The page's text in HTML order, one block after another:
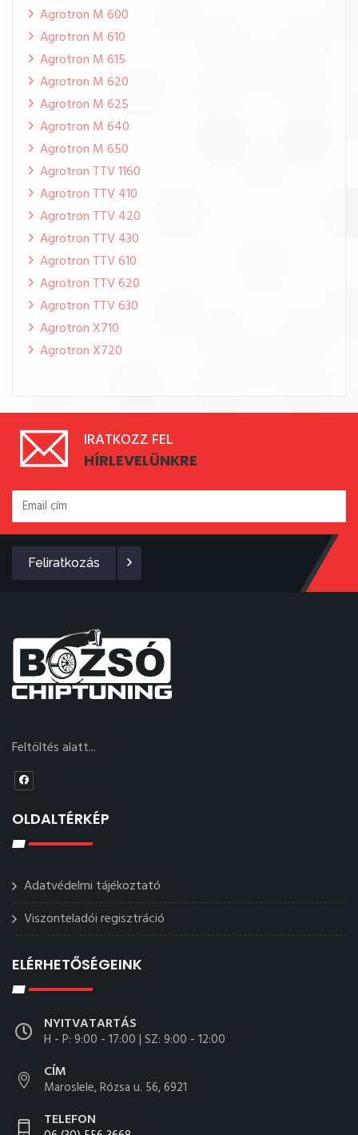
Agrotron M 600
Agrotron M 610
Agrotron M 615
Agrotron M 620
Agrotron M 625
Agrotron M 640
Agrotron M 650
Agrotron TTV 1160
Agrotron TTV 410
Agrotron TTV 420
Agrotron TTV 430
Agrotron TTV 610
Agrotron TTV 620
Agrotron TTV 630
Agrotron X710
Agrotron X720
IRATKOZZ FEL
HÍRLEVELÜNKRE
Feliratkozás
Feltöltés alatt...
OLDALTÉRKÉP
Adatvédelmi tájékoztató
Viszonteladói regisztráció
ELÉRHETŐSÉGEINK
NYITVATARTÁS
H - P: 9:00 - 17:00 | SZ: 9:00 - 12:00
CÍM
Maroslele, Rózsa u. 56, 6921
TELEFON